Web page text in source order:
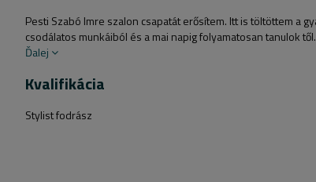
Pesti Szabó Imre szalon csapatát erősítem. Itt is töltöttem a
csodálatos munkáiból és a mai napig folyamatosan tanulok
Ďalej
Kvalifikácia
Stylist fodrász